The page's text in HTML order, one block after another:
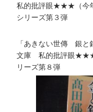
私的批評眼★★★（今年
シリーズ第３弾
「あきない世傳 銀
文庫 私的批評眼
リーズ第８弾